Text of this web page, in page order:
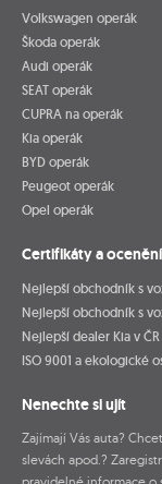
Volkswagen operák
Škoda operák
Audi operák
SEAT operák
CUPRA na operák
Kia operák
BYD operák
Peugeot operák
Opel operák
Certifikáty a ocenění
Nejlepší obchodník s
Nejlepší obchodník s
Nejlepší dealer Kia v ČR
ISO 9001 a ekologické
Nenechte si ujít
Zajímají Vás auta?
slevách apod.?